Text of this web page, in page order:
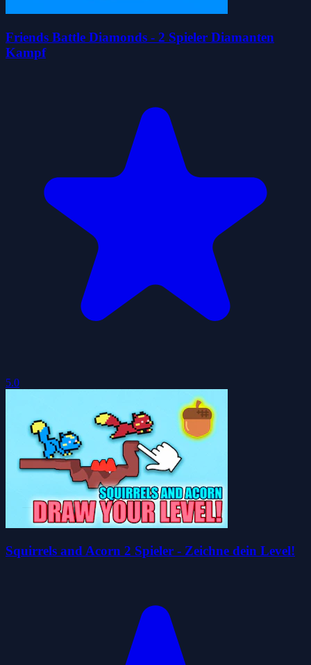
Friends Battle Diamonds - 2 Spieler Diamanten
Kampf
5.0
Squirrels and Acorn 2 Spieler - Zeichne dein Level!